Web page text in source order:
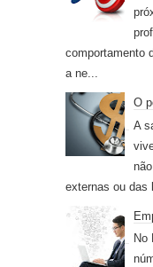
comportamento
a ne...
O
A
externas ou das
No